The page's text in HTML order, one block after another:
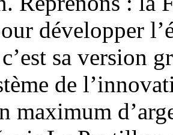
développer
sa version
de
maximum